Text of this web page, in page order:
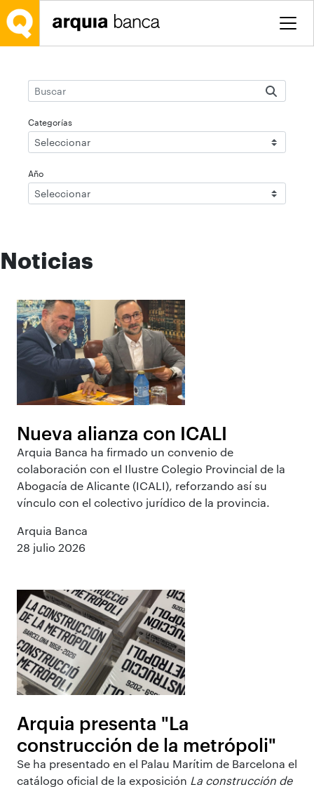
Saltar al contenido principal
Categorías
Seleccionar
Año
Seleccionar
Noticias
Nueva alianza con ICALI
Arquia Banca ha firmado un convenio de
colaboración con el Ilustre Colegio Provincial de la
Abogacía de Alicante (ICALI), reforzando así su
vínculo con el colectivo jurídico de la provincia.
Arquia Banca
28 julio 2026
Arquia presenta "La
construcción de la metrópoli"
Se ha presentado en el Palau Marítim de Barcelona el
catálogo oficial de la exposición La construcción de